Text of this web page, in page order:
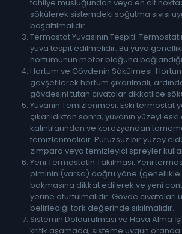
tahliye musluğundan veya en alt
sökülerek sistemdeki soğutma sıvısı
boşaltılmalıdır.
Termostat Yuvasının Tespiti:
yuva tespit edilmelidir. Bu yuva
hortumunun motor bloğuna
Hortum ve Gövdenin Sökülmesi:
gevşetilerek hortum çıkarılmalı,
gövdesini tutan cıvatalar dikkatlice
Yuvanın Temizlenmesi: Eski termostat
çıkarıldıktan sonra, yuvanın yüzeyi
kalıntılarından ve korozyondan
temizlenmelidir. Pürüzsüz bir yüzey
zımpara veya temizleyici spreyler
Yeni Termostatın Takılması: Yeni
piminin (varsa) doğru yöne (genellikle
bakmasına dikkat edilerek ve yeni
yerine oturtulmalıdır. Gövde cıvataları
belirlediği tork değerinde sıkılmalıdır.
Sistemin Doldurulması ve Hava Alma
kritik aşamada, sisteme uygun oranda